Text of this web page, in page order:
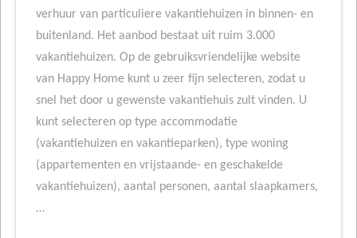
verhuur van particuliere vakantiehuizen in binnen- en
buitenland. Het aanbod bestaat uit ruim 3.000
vakantiehuizen. Op de gebruiksvriendelijke website
van Happy Home kunt u zeer fijn selecteren, zodat u
snel het door u gewenste vakantiehuis zult vinden. U
kunt selecteren op type accommodatie
(vakantiehuizen en vakantieparken), type woning
(appartementen en vrijstaande- en geschakelde
vakantiehuizen), aantal personen, aantal slaapkamers,
…